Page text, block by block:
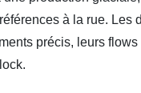
à la rue. Les
précis, leurs